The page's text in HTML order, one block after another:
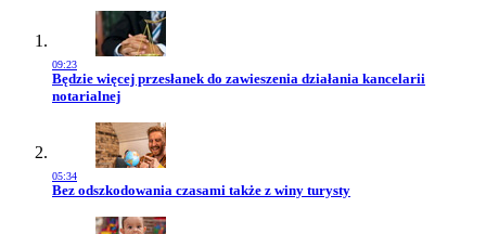
09:23
Przejdź do artykułu:
Będzie więcej przesłanek do zawieszenia działania kancelarii
notarialnej
05:34
Przejdź do artykułu:
Bez odszkodowania czasami także z winy turysty